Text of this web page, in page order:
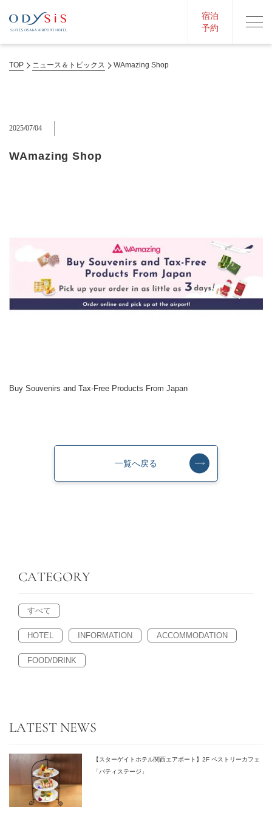
宿泊
予約
TOP ニュース＆トピックス WAmazing Shop
2025/07/04
WAmazing Shop
Buy Souvenirs and Tax-Free Products From Japan
一覧へ戻る
CATEGORY
すべて
HOTEL INFORMATION ACCOMMODATION
FOOD/DRINK
LATEST NEWS
【スターゲイトホテル関西エアポート】2F ペストリーカフェ
「パティステージ」